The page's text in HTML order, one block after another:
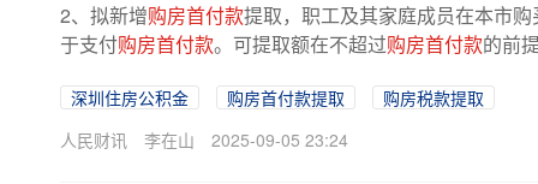
2、拟新增购房首付款提取，职工及其家庭成员在本市
于支付购房首付款。可提取额在不超过购房首付款的前
深圳住房公积金 购房首付款提取
购房税款提取
人民财讯
李在山 2025-09-05 23:24